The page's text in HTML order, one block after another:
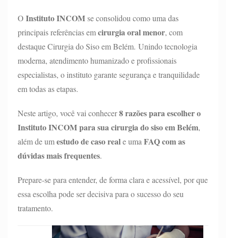
O Instituto INCOMse consolidou como uma das
principais referências emcirurgia oral menor, com
destaque Cirurgia do Siso em Belém. Unindo tecnologia
moderna, atendimento humanizado e profissionais
especialistas, o instituto garante segurança e tranquilidade
em todas as etapas.
Neste artigo, você vai conhecer8 razões para escolher o
Instituto INCOM para sua cirurgia do siso em Belém,
além de umestudo de caso reale uma FAQ com as
dúvidas mais frequentes.
Prepare-se para entender, de forma clara e acessível, por que
essa escolha pode ser decisiva para o sucesso do seu
tratamento.